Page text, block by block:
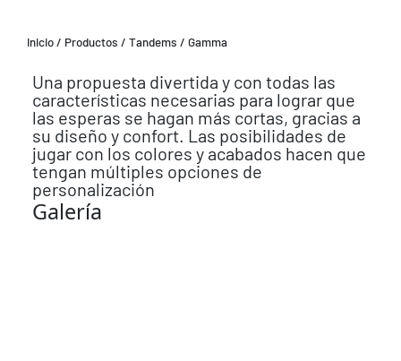
Inicio/ Productos / Tandems / Gamma
Una propuesta divertida y con todas las
características necesarias para lograr que
las esperas se hagan más cortas, gracias a
su diseño y confort. Las posibilidades de
jugar con los colores y acabados hacen que
tengan múltiples opciones de
personalización
Galería